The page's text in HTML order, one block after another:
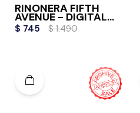
RIÑONERA FIFTH
AVENUE - DIGITAL
CHEETAH
$ 745 $ 1.490